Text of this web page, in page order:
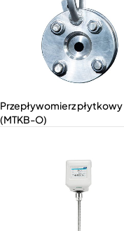
Przepływomierz płytkowy
(MTKB-O)